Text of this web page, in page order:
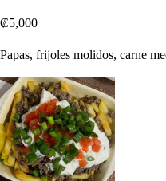
₡5,000
Papas, frijoles molidos, carne